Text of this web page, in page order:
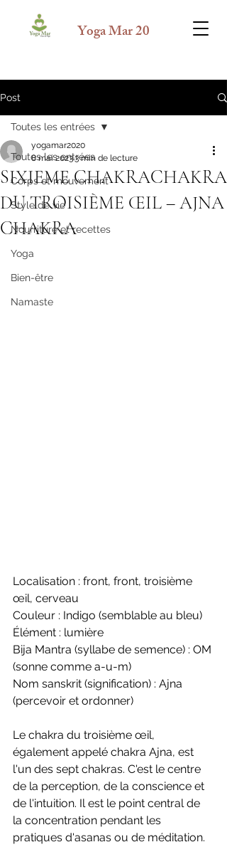
Yoga Mar 20
Post
Toutes les entrées
Corps et mouvement
Style de vie
Nourriture et recettes
Yoga
Bien-être
Namaste
Toutes les entrées
SIXIEME CHAKRACHAKRA
DU TROISIÈME ŒIL – AJNA
CHAKRA
yogamar2020
8 mai 20233 min de lecture
Localisation : front, front, troisième
œil, cerveau
Couleur : Indigo (semblable au bleu)
Élément : lumière
Bija Mantra (syllabe de semence) : OM
(sonne comme a-u-m)
Nom sanskrit (signification) : Ajna
(percevoir et ordonner)
Le chakra du troisième œil,
également appelé chakra Ajna, est
l'un des sept chakras. C'est le centre
de la perception, de la conscience et
de l'intuition. Il est le point central de
la concentration pendant les
pratiques d'asanas ou de méditation.